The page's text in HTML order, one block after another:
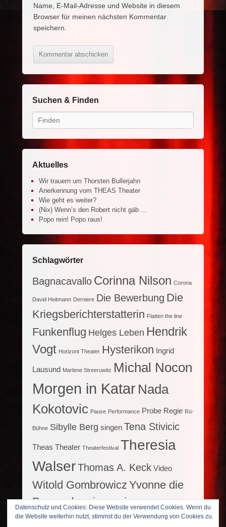
Name, E-Mail-Adresse und Website in diesem
Browser für meinen nächsten Kommentar
speichern.
Suchen & Finden
Search
Aktuelles
Wir trauern um Thorsten Bullerjahn
Anerkennung vom THEAS Theater
Wie geht es weiter?
(Nix) Wenn’s den Robert nicht gäb …
Popo rein! Popo raus!
Schlagwörter
Bagnacavallo Corinna Nilson Corona
David Heitmann Derniere Die Bewerbung Die
Kriegsberichterstatterin Flatten the line
Funkenflug Helges Leben Hendrik
Vogt Horizont Theater Hysterikon Ingrid
Lausund Marlene Streeruwitz Michal Nocon
Morgen in Katar Nada
Kokotovic Pause Performance Probe Regie Rü-
Bühne Sibylle Berg singen Tena Stivicic
Theas Theater Theaterfestival Theresia
WalserThomas A. Keck Video
Witold Gombrowicz Yvonne die
Burgunderprinzessin
Datenschutz und Cookies: Diese Website verwendet Cookies. Wenn du
die Website weiterhin nutzt, stimmst du der Verwendung von Cookies zu.